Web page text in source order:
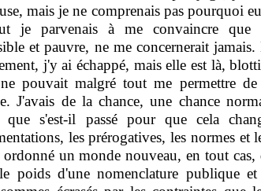
mais je ne comprenais pas pourquoi
je parvenais à me convaincre que
et pauvre, ne me concernerait
j'y ai échappé, mais elle est là,
pouvait malgré tout me permettre de
J'avais de la chance, une chance
que s'est-il passé pour que cela
les prérogatives, les normes et
ordonné un monde nouveau, en tout
poids d'une nomenclature publique